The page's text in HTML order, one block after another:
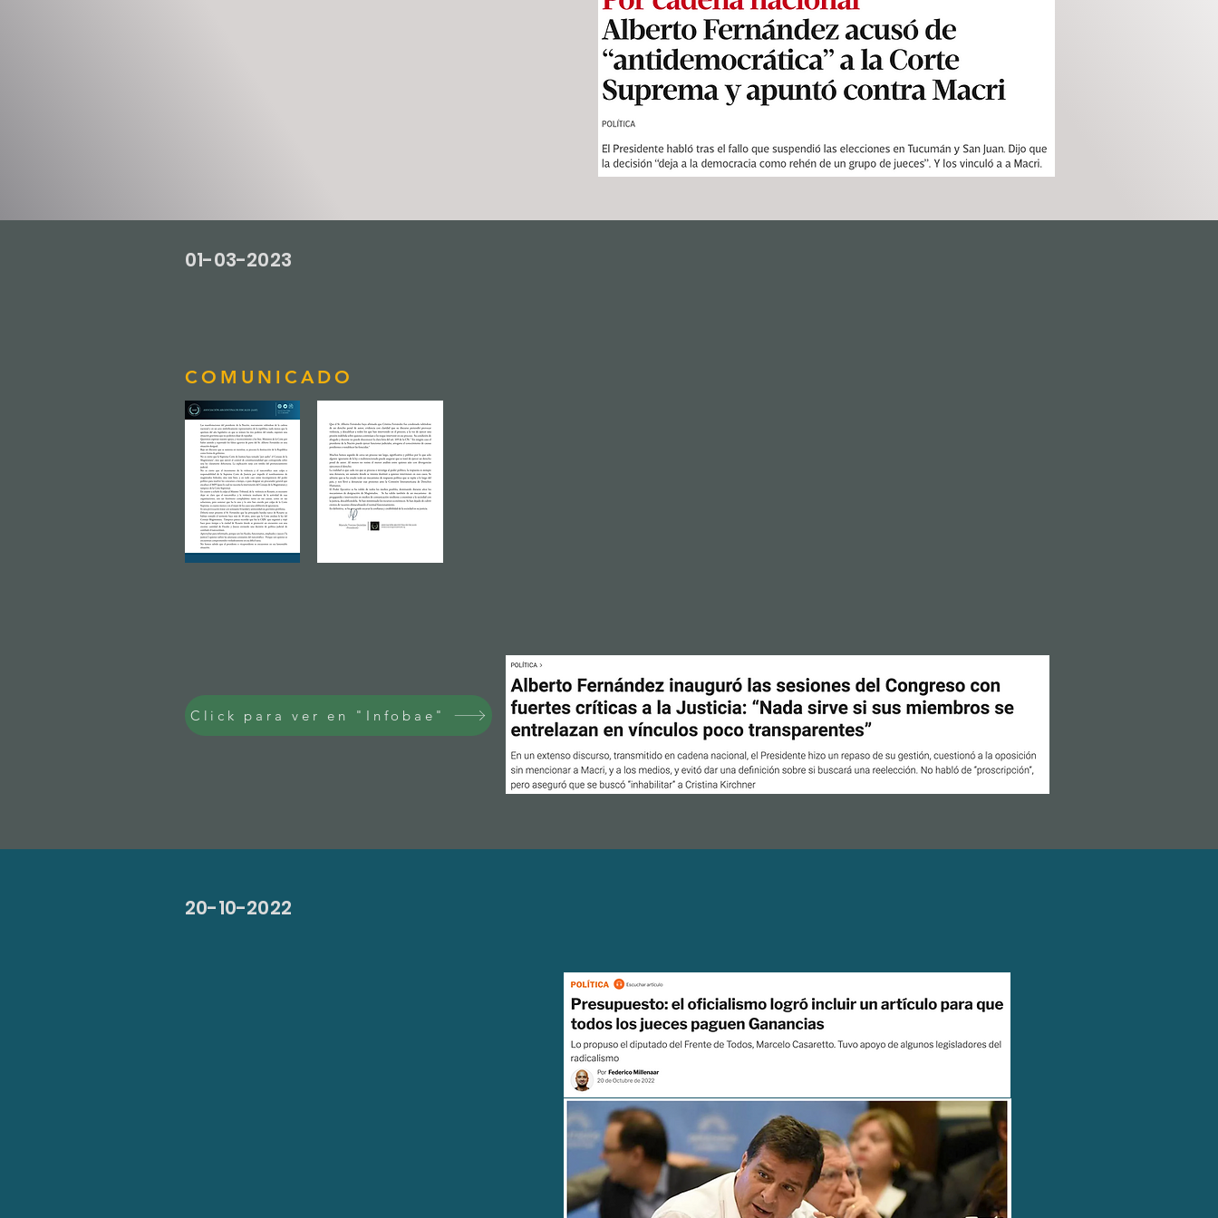
01-03-2023
COMUNICADO
Click para ver en "Infobae"
20-10-2022